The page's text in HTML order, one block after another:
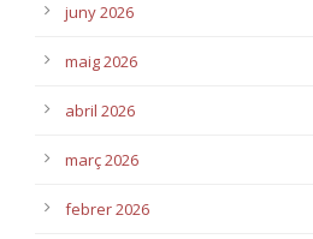
juny 2026
maig 2026
abril 2026
març 2026
febrer 2026